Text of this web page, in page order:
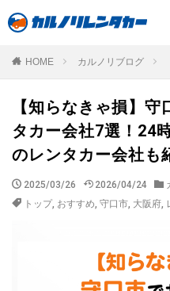
HOME カルノリブログ
【知らなきゃ損】
タカー会社7選！24
のレンタカー会社も
2025/03/26 2026/04/24
トップ, おすすめ, 守口市, 大阪府,